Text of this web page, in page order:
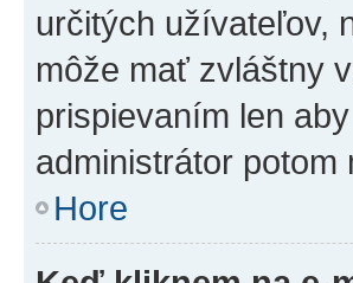
určitých užívateľov,
môže mať zvláštny
prispievaním len
administrátor
Hore